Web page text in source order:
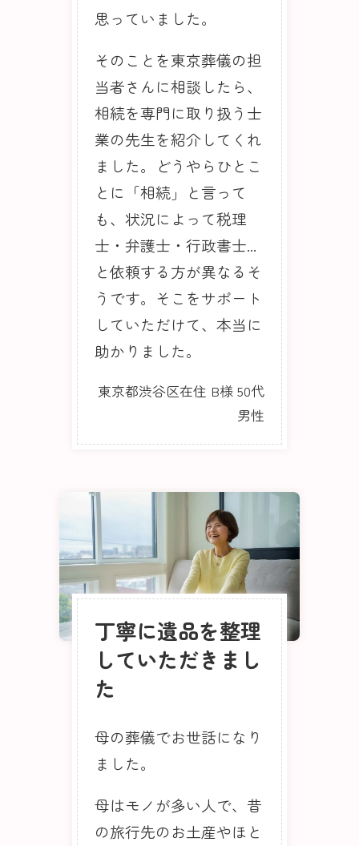
思っていました。
そのことを東京葬儀の担
当者さんに相談したら、
相続を専門に取り扱う士
業の先生を紹介してくれ
ました。どうやらひとこ
とに「相続」と言って
も、状況によって税理
士・弁護士・行政書士...
と依頼する方が異なるそ
うです。そこをサポート
していただけて、本当に
助かりました。
東京都渋谷区在住 B様 50代
男性
丁寧に遺品を整理
していただきまし
た
母の葬儀でお世話になり
ました。
母はモノが多い人で、昔
の旅行先のお土産やほと